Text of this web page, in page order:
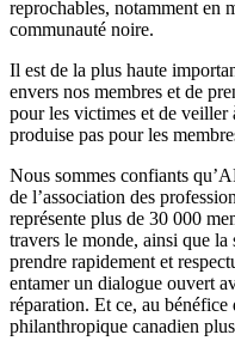
reprochables, notamment en
communauté noire.
Il est de la plus haute
envers nos membres et de
pour les victimes et de veiller
produise pas pour les
Nous sommes confiants
de l’association des
représente plus de 30 000
travers le monde, ainsi que
prendre rapidement et
entamer un dialogue ouvert
réparation. Et ce, au bénéfice
philanthropique canadien